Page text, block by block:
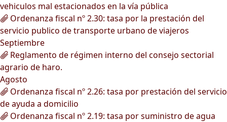
vehiculos mal estacionados en la vía pública
Ordenanza fiscal nº 2.30: tasa por la prestación del
servicio publico de transporte urbano de viajeros
Septiembre
Reglamento de régimen interno del consejo sectorial
agrario de haro.
Agosto
Ordenanza fiscal nº 2.26: tasa por prestación del servicio
de ayuda a domicilio
Ordenanza fiscal nº 2.19: tasa por suministro de agua